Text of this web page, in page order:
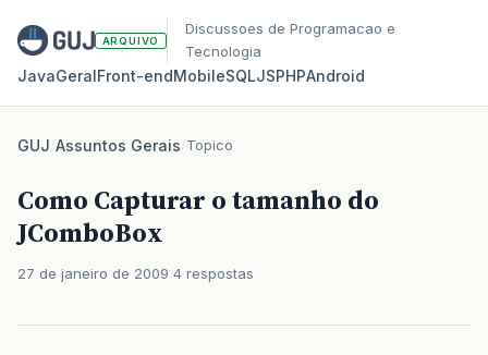
ARQUIVO
Discussoes de Programacao e
Tecnologia
JavaGeralFront‑endMobileSQLJSPHPAndroid
GUJ/Assuntos Gerais/Topico
Como Capturar o tamanho do
JComboBox
27 de janeiro de 2009 4 respostas